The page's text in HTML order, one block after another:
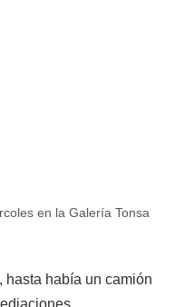
en la Galería Tonsa
, hasta había un camión